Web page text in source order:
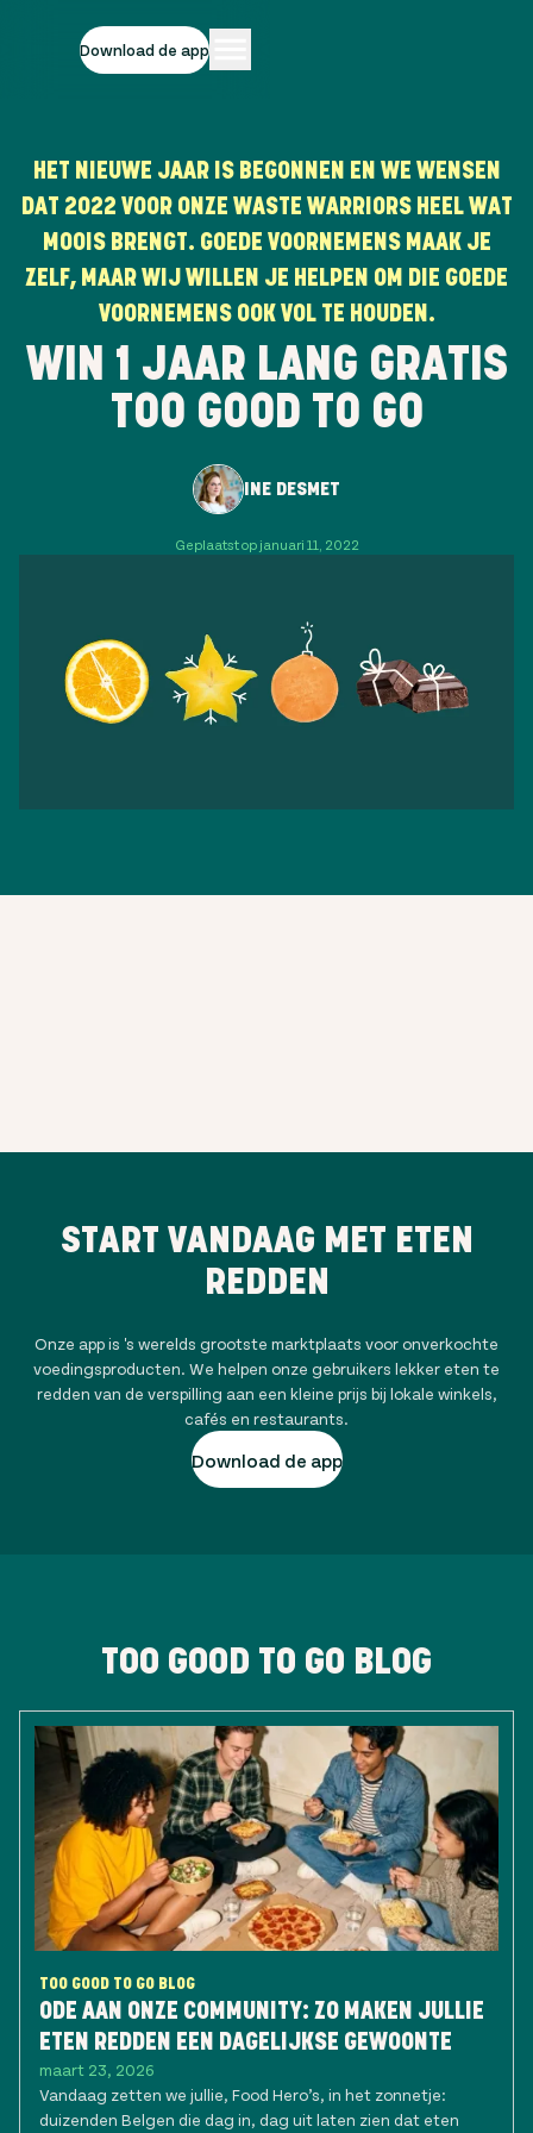
Download de app
HET NIEUWE JAAR IS BEGONNEN EN WE WENSEN
DAT 2022 VOOR ONZE WASTE WARRIORS HEEL WAT
MOOIS BRENGT. GOEDE VOORNEMENS MAAK JE
ZELF, MAAR WIJ WILLEN JE HELPEN OM DIE GOEDE
VOORNEMENS OOK VOL TE HOUDEN.
WIN 1 JAAR LANG GRATIS
TOO GOOD TO GO
INE DESMET
Geplaatst op januari 11, 2022
START VANDAAG MET ETEN
REDDEN
Onze app is 's werelds grootste marktplaats voor onverkochte
voedingsproducten. We helpen onze gebruikers lekker eten te
redden van de verspilling aan een kleine prijs bij lokale winkels,
cafés en restaurants.
Download de app
TOO GOOD TO GO BLOG
TOO GOOD TO GO BLOG
ODE AAN ONZE COMMUNITY: ZO MAKEN JULLIE
ETEN REDDEN EEN DAGELIJKSE GEWOONTE
maart 23, 2026
Vandaag zetten we jullie, Food Hero’s, in het zonnetje:
duizenden Belgen die dag in, dag uit laten zien dat eten